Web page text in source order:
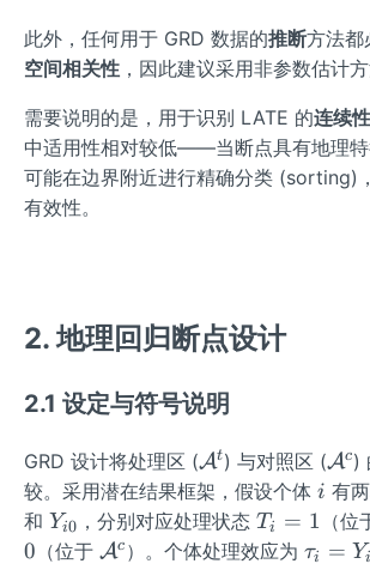
此外，任何用于 GRD 数据的推断方法都
空间相关性 ，因此建议采用非参数估计方
需要说明的是，用于识别 LATE 的连续
中适用性相对较低——当断点具有地理
可能在边界附近进行精确分类 (sorting)
有效性。
2. 地理回归断点设计
2.1 设定与符号说明
GRD 设计将处理区 (\m
ath
cal
{A}
At) 与对照区 (\m
ath
cal
{A}
Ac)
较。采用潜在结果框架，假设个体 i
i 有
和 Y
_
Yi0 ，分别对应处理状态T_
{i}
Ti = 1 （位
0 （位于 \m
Ac ）。个体处理效应为 \t
τi = Yi